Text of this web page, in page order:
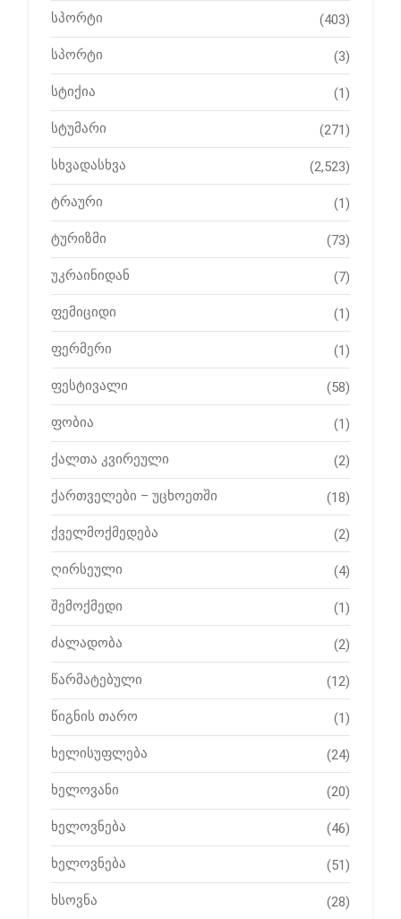
სპორტი (403)
სპორტი (3)
სტიქია (1)
სტუმარი (271)
სხვადასხვა (2,523)
ტრაური (1)
ტურიზმი (73)
უკრაინიდან (7)
ფემიციდი (1)
ფერმერი (1)
ფესტივალი (58)
ფობია (1)
ქალთა კვირეული (2)
ქართველები – უცხოეთში (18)
ქველმოქმედება (2)
ღირსეული (4)
შემოქმედი (1)
ძალადობა (2)
წარმატებული (12)
წიგნის თარო (1)
ხელისუფლება (24)
ხელოვანი (20)
ხელოვნება (46)
ხელოვნება (51)
ხსოვნა (28)